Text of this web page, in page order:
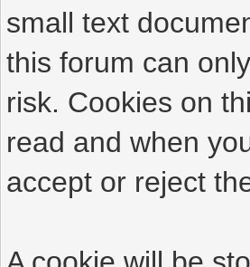
small text
this forum can
risk. Cookies on
read and when
accept or reject